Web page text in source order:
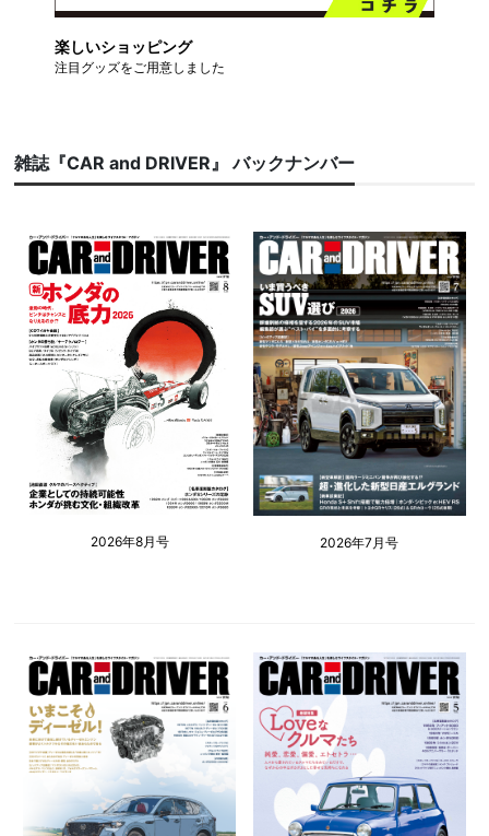
楽しいショッピング
注目グッズをご用意しました
雑誌『CAR and DRIVER』 バックナンバー
2026年8月号 2026年7月号